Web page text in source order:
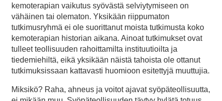
kemoterapian vaikutus syövästä selviytymiseen on
vähäinen tai olematon. Yksikään riippumaton
tutkimusryhmä ei ole suorittanut moista tutkimusta koko
kemoterapian historian aikana. Ainoat tutkimukset ovat
tulleet teollisuuden rahoittamilta instituutioilta ja
tiedemiehiltä, eikä yksikään näistä tahoista ole ottanut
tutkimuksissaan kattavasti huomioon esitettyjä muuttujia.
Miksikö? Raha, ahneus ja voitot ajavat syöpäteollisuutta,